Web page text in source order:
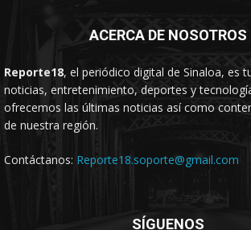
ACERCA DE NOSOTROS
Reporte18, el periódico digital de Sinaloa, es
noticias, entretenimiento, deportes y
ofrecemos las últimas noticias así como
de nuestra región.
Contáctanos: Reporte18.soporte@gmail.com
SÍGUENOS